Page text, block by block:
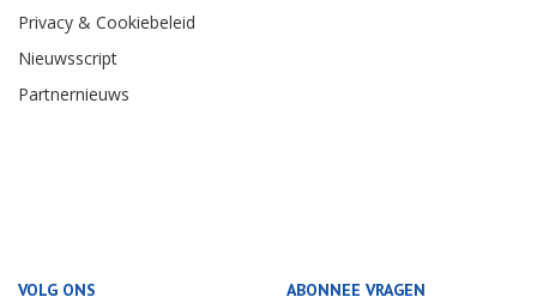
Privacy & Cookiebeleid
Nieuwsscript
Partnernieuws
VOLG ONS ABONNEE VRAGEN